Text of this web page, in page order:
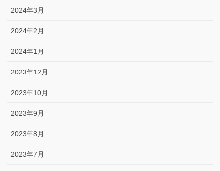
2024年3月
2024年2月
2024年1月
2023年12月
2023年10月
2023年9月
2023年8月
2023年7月